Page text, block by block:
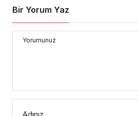
Bir Yorum Yaz
Yorumunuz